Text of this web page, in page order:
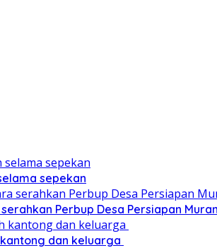
sepekan
Perbup Desa Persiapan
dan keluarga